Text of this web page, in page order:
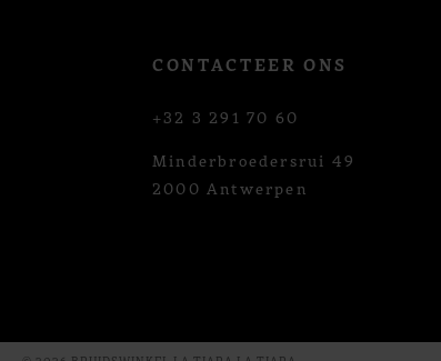
CONTACTEER ONS
+32 3 291 70 60
Minderbroedersrui 49
2000 Antwerpen